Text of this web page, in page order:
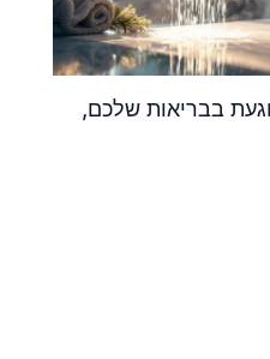
בבריאות שלכם,